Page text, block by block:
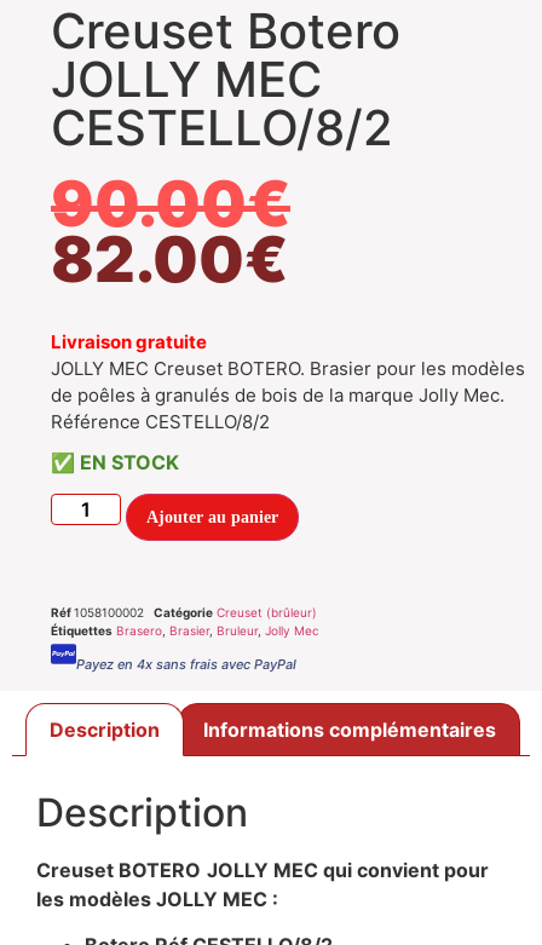
Creuset Botero
JOLLY MEC
CESTELLO/8/2
90.00€
82.00€
Livraison gratuite
JOLLY MEC Creuset BOTERO. Brasier pour les modèles
de poêles à granulés de bois de la marque Jolly Mec.
Référence CESTELLO/8/2
EN STOCK
Ajouter au panier
Réf1058100002 Catégorie Creuset (brûleur)
Étiquettes Brasero Brasier, Bruleur, Jolly Mec
Payez en 4x sans frais avec PayPal
Description Informations complémentaires
Description
Creuset BOTERO JOLLY MEC qui convient pour
les modèles JOLLY MEC :